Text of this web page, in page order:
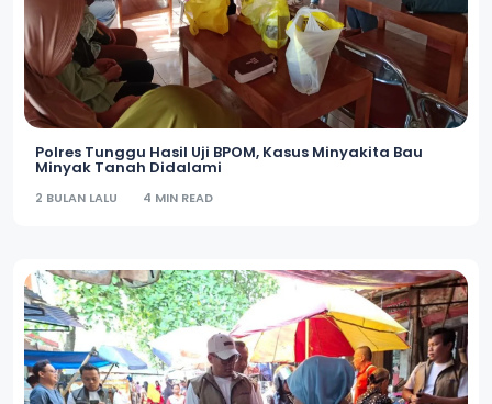
Polres Tunggu Hasil Uji BPOM, Kasus Minyakita Bau
Minyak Tanah Didalami
2 BULAN LALU 4 MIN READ